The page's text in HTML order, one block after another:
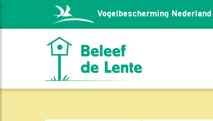
Vogelbescherming Nederland